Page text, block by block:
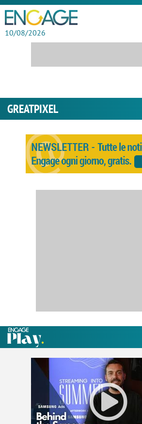
10/08/2026
GREATPIXEL